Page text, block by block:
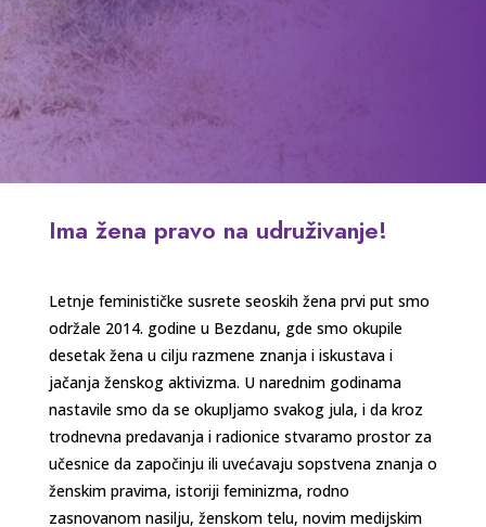
Ima žena pravo na udruživanje!
Letnje feminističke susrete seoskih žena prvi put smo
održale 2014. godine u Bezdanu, gde smo okupile
desetak žena u cilju razmene znanja i iskustava i
jačanja ženskog aktivizma. U narednim godinama
nastavile smo da se okupljamo svakog jula, i da kroz
trodnevna predavanja i radionice stvaramo prostor za
učesnice da započinju ili uvećavaju sopstvena znanja o
ženskim pravima, istoriji feminizma, rodno
zasnovanom nasilju, ženskom telu, novim medijskim